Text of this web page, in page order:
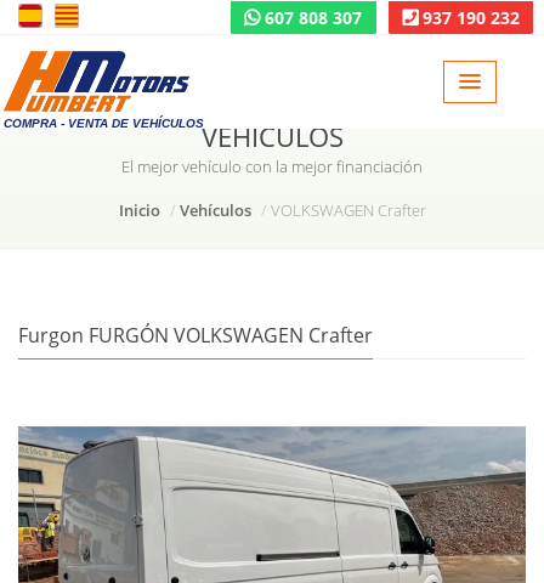
937 190 232
607 808 307
COMPRA - VENTA DE VEHÍCULOSVEHÍCULOS
El mejor vehículo con la mejor financiación
Inicio
Vehículos VOLKSWAGEN Crafter
Furgon FURGÓN VOLKSWAGEN Crafter